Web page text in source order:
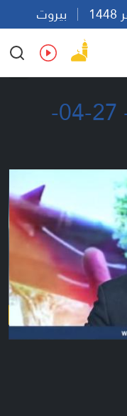
بيروت
Ar En Fr Es
نشرة أخبار 23:30 - 27-04-